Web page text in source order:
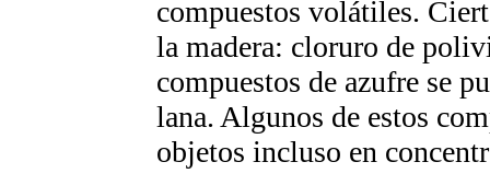
compuestos volátiles.
la madera: cloruro de
compuestos de azufre se
lana. Algunos de estos
objetos incluso en